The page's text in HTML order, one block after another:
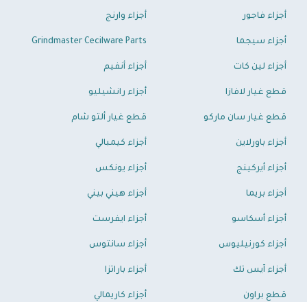
أجزاء فاجور أجزاء وارنج
أجزاء سيجما Grindmaster Cecilware Parts
أجزاء لين كات أجزاء أنفيم
قطع غيار لافازا أجزاء رانشيليو
قطع غيار سان ماركو قطع غيار ألتو شام
أجزاء باورلاين أجزاء كيمبالي
أجزاء أيركينج أجزاء يونكس
أجزاء بريما أجزاء هيني بيني
أجزاء أسكاسو أجزاء ايفرست
أجزاء كورنيليوس أجزاء سانتوس
أجزاء آيس تك أجزاء باراتزا
قطع براون أجزاء كاريمالي